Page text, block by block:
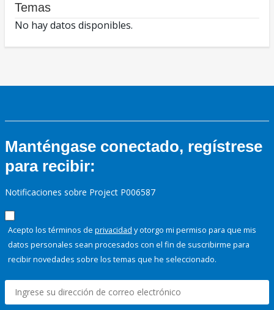
Temas
No hay datos disponibles.
Manténgase conectado, regístrese
para recibir:
Notificaciones sobre Project P006587
Acepto los términos de privacidad y otorgo mi permiso para que mis
datos personales sean procesados con el fin de suscribirme para
recibir novedades sobre los temas que he seleccionado.